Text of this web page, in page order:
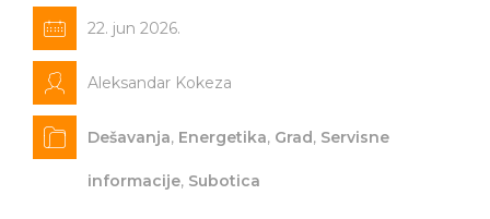
22. jun 2026.
Aleksandar Kokeza
Dešavanja, Energetika, Grad, Servisne
informacije, Subotica